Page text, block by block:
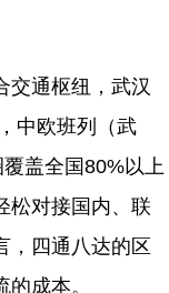
交通枢纽，武汉
中欧班列（武
盖全国80%以上
松对接国内、联
，四通八达的区
成本。